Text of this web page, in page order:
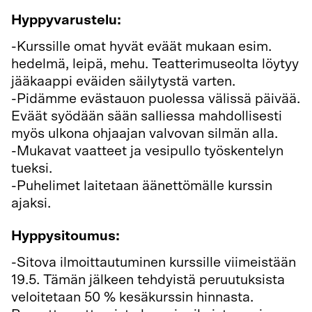
Hyppyvarustelu:
-Kurssille omat hyvät eväät mukaan esim.
hedelmä, leipä, mehu. Teatterimuseolta löytyy
jääkaappi eväiden säilytystä varten.
-Pidämme evästauon puolessa välissä päivää.
Eväät syödään sään salliessa mahdollisesti
myös ulkona ohjaajan valvovan silmän alla.
-Mukavat vaatteet ja vesipullo työskentelyn
tueksi.
-Puhelimet laitetaan äänettömälle kurssin
ajaksi.
Hyppysitoumus:
-Sitova ilmoittautuminen kurssille viimeistään
19.5. Tämän jälkeen tehdyistä peruutuksista
veloitetaan 50 % kesäkurssin hinnasta.